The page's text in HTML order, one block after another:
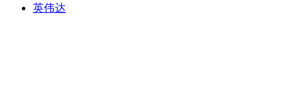
英伟达